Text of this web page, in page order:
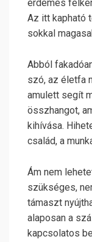
érdemes
Az itt kapható
sokkal
Abból
szó, az életfa
amulett segít
összhangot,
kihívása.
család, a
Ám nem
szükséges,
támaszt
alaposan a
kapcsolatos